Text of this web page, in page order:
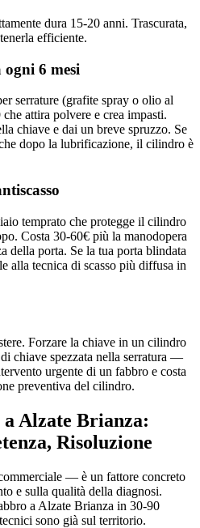
dura 15-20 anni. Trascurata,
efficiente.
6 mesi
serrature (grafite spray o olio al
attira polvere e crea impasti.
chiave e dai un breve spruzzo. Se
dopo la lubrificazione, il cilindro è
temprato che protegge il cilindro
Costa 30-60€ più la manodopera
della porta. Se la tua porta blindata
alla tecnica di scasso più diffusa in
Forzare la chiave in un cilindro
chiave spezzata nella serratura —
urgente di un fabbro e costa
preventiva del cilindro.
Alzate Brianza:
Risoluzione
— è un fattore concreto
e sulla qualità della diagnosi.
a Alzate Brianza in 30-90
sono già sul territorio.